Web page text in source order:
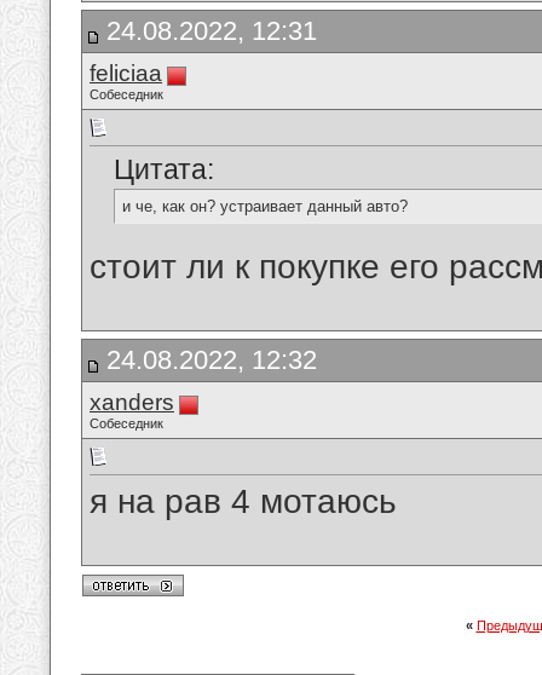
24.08.2022, 12:31
feliciaa
Собеседник
Цитата:
и че, как он? устраивает данный авто?
стоит ли к покупке его
24.08.2022, 12:32
xanders
Собеседник
я на рав 4 мотаюсь
«